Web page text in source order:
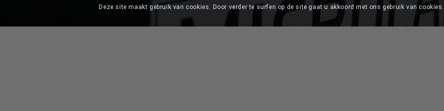
Deze site maakt gebruik van cookies. Door verder te surfen op de site gaat u akkoord met ons gebruik van cookies.